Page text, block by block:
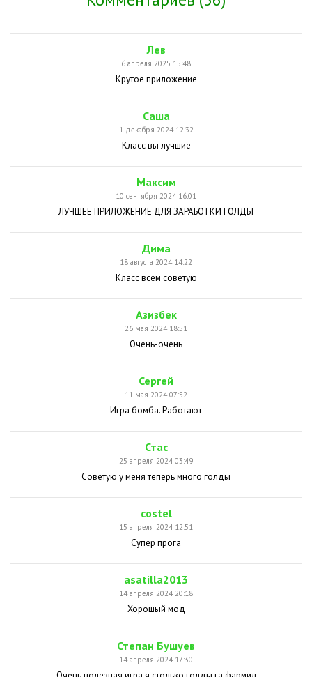
Лев
6 апреля 2025 15:48
Крутое приложение
Саша
1 декабря 2024 12:32
Класс вы лучшие
Максим
10 сентября 2024 16:01
ЛУЧШЕЕ ПРИЛОЖЕНИЕ ДЛЯ ЗАРАБОТКИ ГОЛДЫ
Дима
18 августа 2024 14:22
Класс всем советую
Азизбек
26 мая 2024 18:51
Очень-очень
Сергей
11 мая 2024 07:52
Игра бомба. Работают
Стас
25 апреля 2024 03:49
Советую у меня теперь много голды
сostel
15 апреля 2024 12:51
Супер прога
asatilla2013
14 апреля 2024 20:18
Хорошый мод
Степан Бушуев
14 апреля 2024 17:30